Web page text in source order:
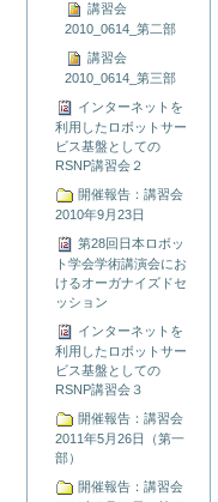
講習会
2010_0614_第二部
講習会
2010_0614_第三部
インターネットを
利用したロボットサー
ビス基盤としての
RSNP講習会２
開催報告：講習会
2010年9月23日
第28回日本ロボッ
ト学会学術講演会にお
けるオーガナイズドセ
ッション
インターネットを
利用したロボットサー
ビス基盤としての
RSNP講習会３
開催報告：講習会
2011年5月26日（第一
部）
開催報告：講習会